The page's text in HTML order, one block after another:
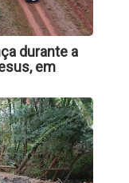
durante a
em